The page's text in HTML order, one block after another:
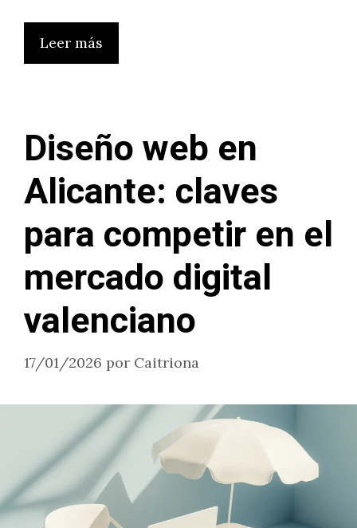
Leer más
Diseño web en
Alicante: claves
para competir en el
mercado digital
valenciano
17/01/2026 por Caitriona